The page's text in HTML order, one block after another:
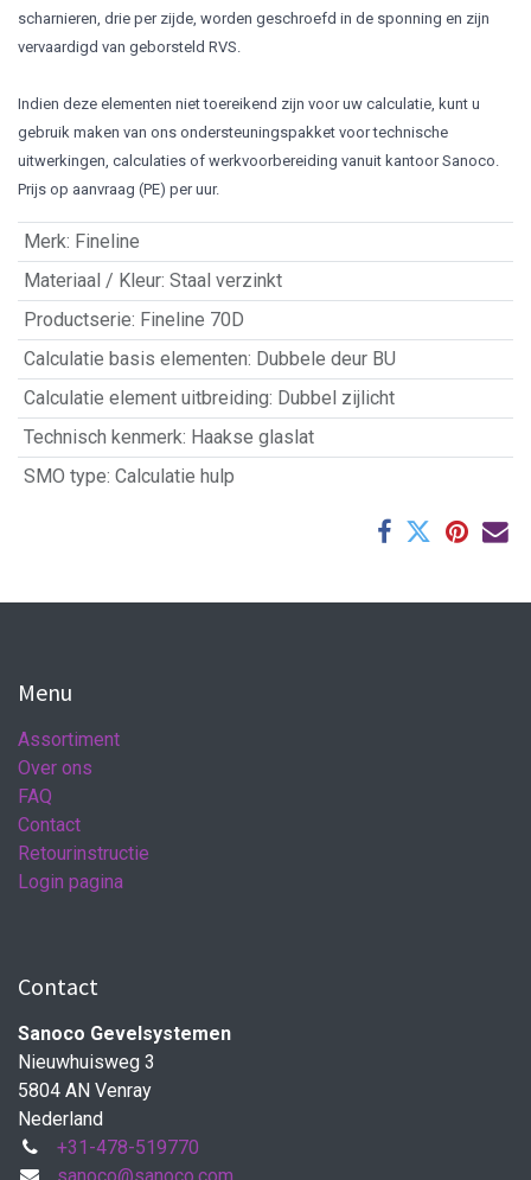
scharnieren, drie per zijde, worden geschroefd in de sponning en zijn
vervaardigd van geborsteld RVS.
Indien deze elementen niet toereikend zijn voor uw calculatie, kunt u
gebruik maken van ons ondersteuningspakket voor technische
uitwerkingen, calculaties of werkvoorbereiding vanuit kantoor Sanoco.
Prijs op aanvraag (PE) per uur.
Merk: Fineline
Materiaal / Kleur: Staal verzinkt
Productserie: Fineline 70D
Calculatie basis elementen: Dubbele deur BU
Calculatie element uitbreiding: Dubbel zijlicht
Technisch kenmerk: Haakse glaslat
SMO type: Calculatie hulp
Menu
Assortiment
Over ons
FAQ
Contact
Retourinstructie
Login pagina
Contact
Sanoco Gevelsystemen
Nieuwhuisweg 3
5804 AN Venray
Nederland
+31-478-519770
sanoco@sanoco.com